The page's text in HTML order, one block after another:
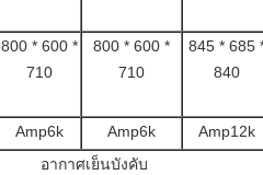
800 * 600 *
710
800 * 600 *
710
845 * 685
840
Amp6k Amp6k Amp12k
อากาศเย็นบังคับ